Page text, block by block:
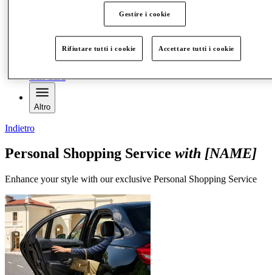
Mangia e Bevi
Gift Card
Altro
Indietro
Personal Shopping Service with [NAME]
Enhance your style with our exclusive Personal Shopping Service
Gestire i cookie
Rifiutare tutti i cookie Accettare tutti i cookie